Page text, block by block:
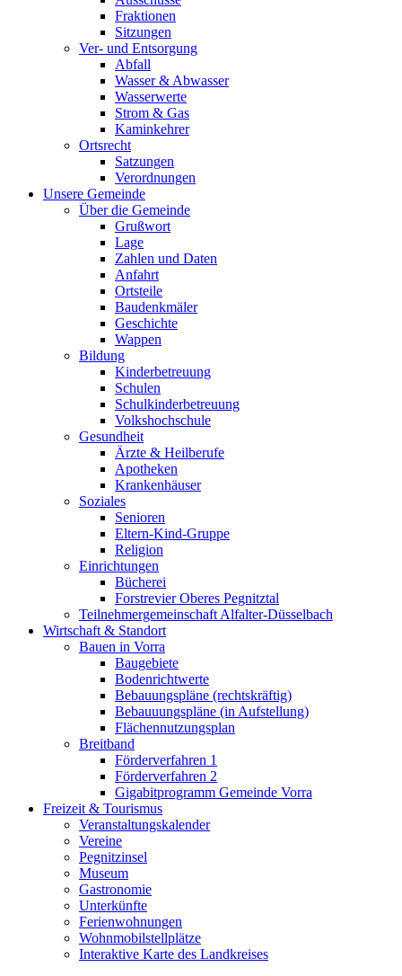
Fraktionen
Sitzungen
Ver- und Entsorgung
Abfall
Wasser & Abwasser
Wasserwerte
Strom & Gas
Kaminkehrer
Ortsrecht
Satzungen
Verordnungen
Unsere Gemeinde
Über die Gemeinde
Grußwort
Lage
Zahlen und Daten
Anfahrt
Ortsteile
Baudenkmäler
Geschichte
Wappen
Bildung
Kinderbetreuung
Schulen
Schulkinderbetreuung
Volkshochschule
Gesundheit
Ärzte & Heilberufe
Apotheken
Krankenhäuser
Soziales
Senioren
Eltern-Kind-Gruppe
Religion
Einrichtungen
Bücherei
Forstrevier Oberes Pegnitztal
Teilnehmergemeinschaft Alfalter-Düsselbach
Wirtschaft & Standort
Bauen in Vorra
Baugebiete
Bodenrichtwerte
Bebauungspläne (rechtskräftig)
Bebauuungspläne (in Aufstellung)
Flächennutzungsplan
Breitband
Förderverfahren 1
Förderverfahren 2
Gigabitprogramm Gemeinde Vorra
Freizeit & Tourismus
Veranstaltungskalender
Vereine
Pegnitzinsel
Museum
Gastronomie
Unterkünfte
Ferienwohnungen
Wohnmobilstellplätze
Interaktive Karte des Landkreises